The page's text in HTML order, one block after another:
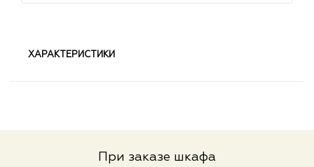
ХАРАКТЕРИСТИКИ
При заказе шкафа